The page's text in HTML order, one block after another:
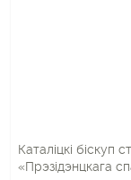
Каталіцкі біскуп
«Прэзідэнцкага